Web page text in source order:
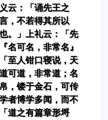
云：「诵先王之
，不若得其所以
。」上礼云：「先
名可名，非常名』
至人钳口寝说，天
可道，非常道；名
，镂于金石，可传
者博学多闻，而不
道之有篇章形埒